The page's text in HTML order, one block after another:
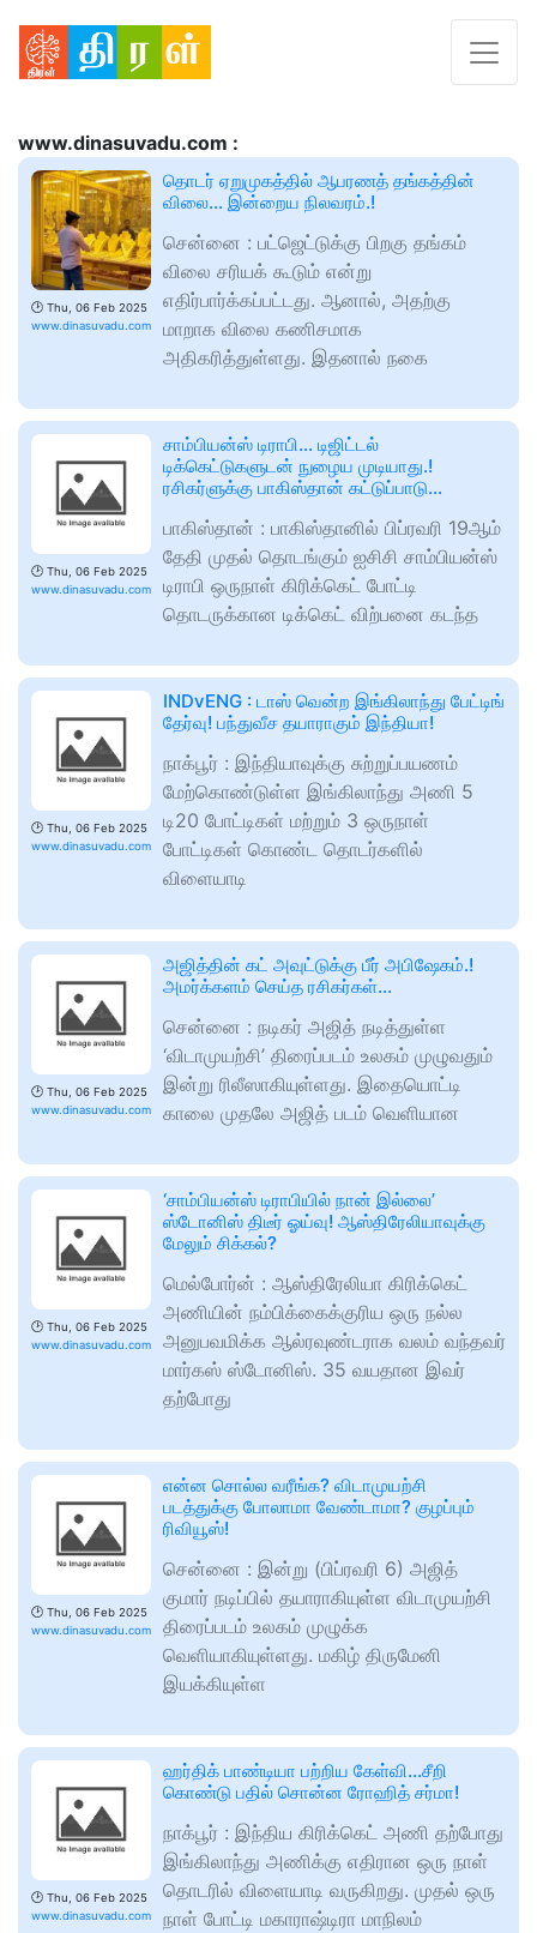
www.dinasuvadu.com :
🕑 Thu, 06 Feb 2025
www.dinasuvadu.com
தொடர் ஏறுமுகத்தில் ஆபரணத் தங்கத்தின்
விலை… இன்றைய நிலவரம்.!
சென்னை : பட்ஜெட்டுக்கு பிறகு தங்கம்
விலை சரியக் கூடும் என்று
எதிர்பார்க்கப்பட்டது. ஆனால், அதற்கு
மாறாக விலை கணிசமாக
அதிகரித்துள்ளது. இதனால் நகை
🕑 Thu, 06 Feb 2025
www.dinasuvadu.com
சாம்பியன்ஸ் டிராபி… டிஜிட்டல்
டிக்கெட்டுகளுடன் நுழைய முடியாது.!
ரசிகர்ளுக்கு பாகிஸ்தான் கட்டுப்பாடு…
பாகிஸ்தான் : பாகிஸ்தானில் பிப்ரவரி 19ஆம்
தேதி முதல் தொடங்கும் ஐசிசி சாம்பியன்ஸ்
டிராபி ஒருநாள் கிரிக்கெட் போட்டி
தொடருக்கான டிக்கெட் விற்பனை கடந்த
🕑 Thu, 06 Feb 2025
www.dinasuvadu.com
INDvENG : டாஸ் வென்ற இங்கிலாந்து பேட்டிங்
தேர்வு! பந்துவீச தயாராகும் இந்தியா!
நாக்பூர் : இந்தியாவுக்கு சுற்றுப்பயணம்
மேற்கொண்டுள்ள இங்கிலாந்து அணி 5
டி20 போட்டிகள் மற்றும் 3 ஒருநாள்
போட்டிகள் கொண்ட தொடர்களில்
விளையாடி
🕑 Thu, 06 Feb 2025
www.dinasuvadu.com
அஜித்தின் கட் அவுட்டுக்கு பீர் அபிஷேகம்.!
அமர்க்களம் செய்த ரசிகர்கள்…
சென்னை : நடிகர் அஜித் நடித்துள்ள
‘விடாமுயற்சி’ திரைப்படம் உலகம் முழுவதும்
இன்று ரிலீஸாகியுள்ளது. இதையொட்டி
காலை முதலே அஜித் படம் வெளியான
🕑 Thu, 06 Feb 2025
www.dinasuvadu.com
‘சாம்பியன்ஸ் டிராபியில் நான் இல்லை’
ஸ்டோனிஸ் திடீர் ஓய்வு! ஆஸ்திரேலியாவுக்கு
மேலும் சிக்கல்?
மெல்போர்ன் : ஆஸ்திரேலியா கிரிக்கெட்
அணியின் நம்பிக்கைக்குரிய ஒரு நல்ல
அனுபவமிக்க ஆல்ரவுண்டராக வலம் வந்தவர்
மார்கஸ் ஸ்டோனிஸ். 35 வயதான இவர்
தற்போது
🕑 Thu, 06 Feb 2025
www.dinasuvadu.com
என்ன சொல்ல வரீங்க? விடாமுயற்சி
படத்துக்கு போலாமா வேண்டாமா? குழப்பும்
ரிவியூஸ்!
சென்னை : இன்று (பிப்ரவரி 6) அஜித்
குமார் நடிப்பில் தயாராகியுள்ள விடாமுயற்சி
திரைப்படம் உலகம் முழுக்க
வெளியாகியுள்ளது. மகிழ் திருமேனி
இயக்கியுள்ள
🕑 Thu, 06 Feb 2025
www.dinasuvadu.com
ஹர்திக் பாண்டியா பற்றிய கேள்வி…சீறி
கொண்டு பதில் சொன்ன ரோஹித் சர்மா!
நாக்பூர் : இந்திய கிரிக்கெட் அணி தற்போது
இங்கிலாந்து அணிக்கு எதிரான ஒரு நாள்
தொடரில் விளையாடி வருகிறது. முதல் ஒரு
நாள் போட்டி மகாராஷ்டிரா மாநிலம்